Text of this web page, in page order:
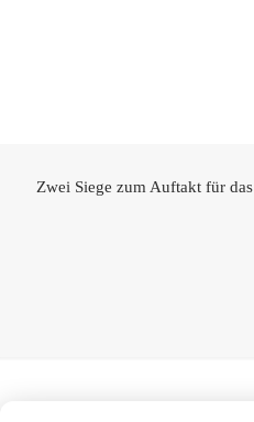
Zwei Siege zum Auftakt für